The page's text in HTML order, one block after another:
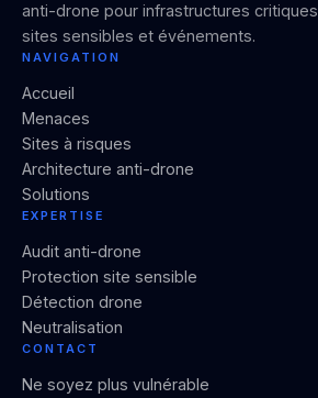
anti-drone pour infrastructures critiques,
sites sensibles et événements.
NAVIGATION
Accueil
Menaces
Sites à risques
Architecture anti-drone
Solutions
EXPERTISE
Audit anti-drone
Protection site sensible
Détection drone
Neutralisation
CONTACT
Ne soyez plus vulnérable